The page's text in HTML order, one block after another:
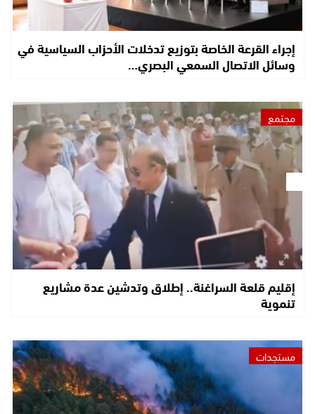
إجراء القرعة الخاصة بتوزيع تدخلات الأحزاب السياسية في
وسائل الاتصال السمعي البصري…
مجتمع
إقليم قلعة السراغنة.. إطلاق وتدشين عدة مشاريع
تنموية
مستجدات